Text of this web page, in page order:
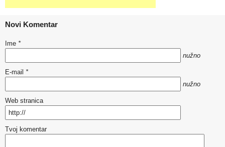
Novi Komentar
Ime *
nužno
E-mail *
nužno
Web stranica
Tvoj komentar